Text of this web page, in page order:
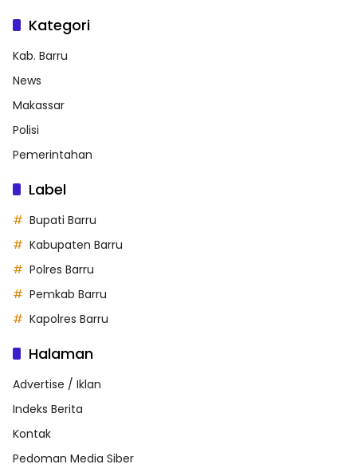
Kategori
Kab. Barru
News
Makassar
Polisi
Pemerintahan
Label
Bupati Barru
Kabupaten Barru
Polres Barru
Pemkab Barru
Kapolres Barru
Halaman
Advertise / Iklan
Indeks Berita
Kontak
Pedoman Media Siber